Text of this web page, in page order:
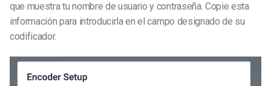
que muestra tu nombre de usuario y contraseña. Copie esta
información para introducirla en el campo designado de su
codificador.